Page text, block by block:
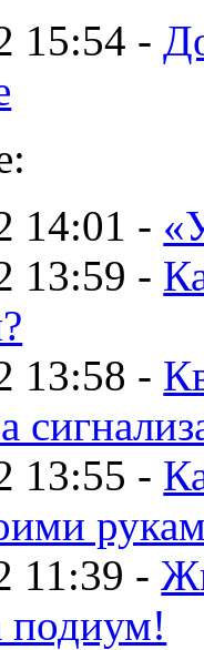
15:54 -
14:01 -
13:59 -
13:58 -
13:55 -
11:39 -
подиум!